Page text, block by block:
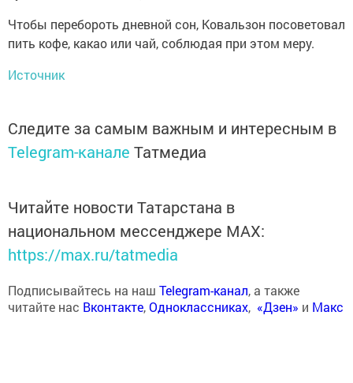
Чтобы перебороть дневной сон, Ковальзон посоветовал
пить кофе, какао или чай, соблюдая при этом меру.
Источник
Следите за самым важным и интересным в
Telegram-канале Татмедиа
Читайте новости Татарстана в
национальном мессенджере MАХ:
https://max.ru/tatmedia
Подписывайтесь на наш Telegram-канал, а также
читайте нас Вконтакте,Одноклассниках, «Дзен» и Макс